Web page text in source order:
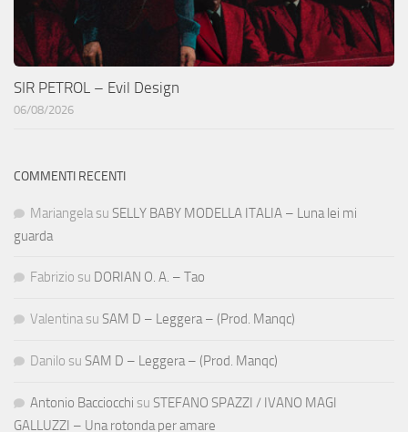
SIR PETROL – Evil Design
06/08/2026
COMMENTI RECENTI
Mariangela su SELLY BABY MODELLA ITALIA – Luna lei mi
guarda
Fabrizio su DORIAN O. A. – Tao
Valentina su SAM D – Leggera – (Prod. Manqc)
Danilo su SAM D – Leggera – (Prod. Manqc)
Antonio Bacciocchi su STEFANO SPAZZI / IVANO MAGI
GALLUZZI – Una rotonda per amare